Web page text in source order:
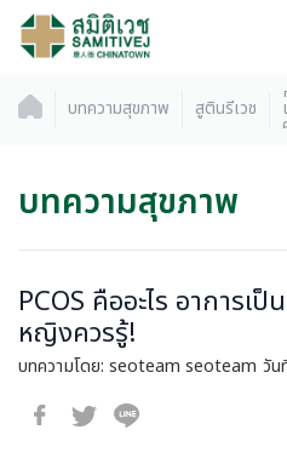
บทความสุขภาพ สูตินรีเวช
บทความสุขภาพ
PCOS คืออะไร อาการ
หญิงควรรู้!
บทความโดย: seoteam seoteam วัน